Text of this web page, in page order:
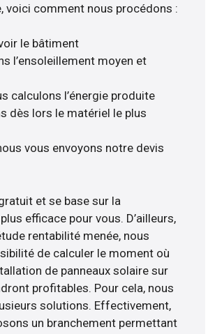
voici comment nous procédons :
le bâtiment
l’ensoleillement moyen et
calculons l’énergie produite
dès lors le matériel le plus
vous envoyons notre devis
et se base sur la
efficace pour vous. D’ailleurs,
rentabilité menée, nous
de calculer le moment où
de panneaux solaire sur
profitables. Pour cela, nous
solutions. Effectivement,
un branchement permettant